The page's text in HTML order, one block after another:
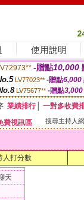
使用說明
-贈點10,000
LV77023** -贈點6,000
LV75677** -贈點3,000
業績排行│ 一對多收費
費視訊區 搜尋主持人
人打分數
天